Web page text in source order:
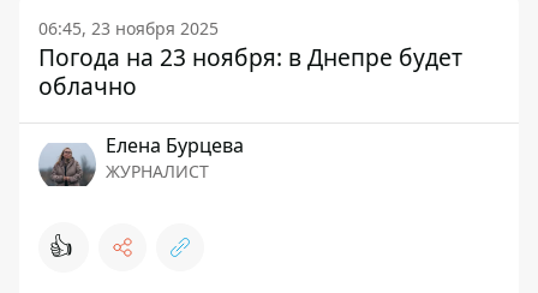
06:45, 23 ноября 2025
Погода на 23 ноября: в Днепре будет
облачно
Елена Бурцева
ЖУРНАЛИСТ
👍